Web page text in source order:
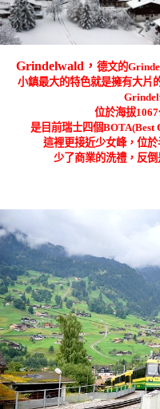
Grindelwald，德文的
小鎮最大的特色就是擁有大片
位於海拔
是目前瑞士四個BOTA(Best
這裡更接近少女峰，位
少了商業的洗禮，反